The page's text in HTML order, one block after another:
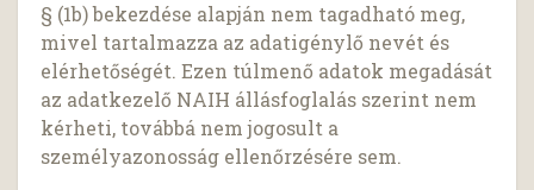
§ (1b) bekezdése alapján nem tagadható meg,
mivel tartalmazza az adatigénylő nevét és
elérhetőségét. Ezen túlmenő adatok megadását
az adatkezelő NAIH állásfoglalás szerint nem
kérheti, továbbá nem jogosult a
személyazonosság ellenőrzésére sem.